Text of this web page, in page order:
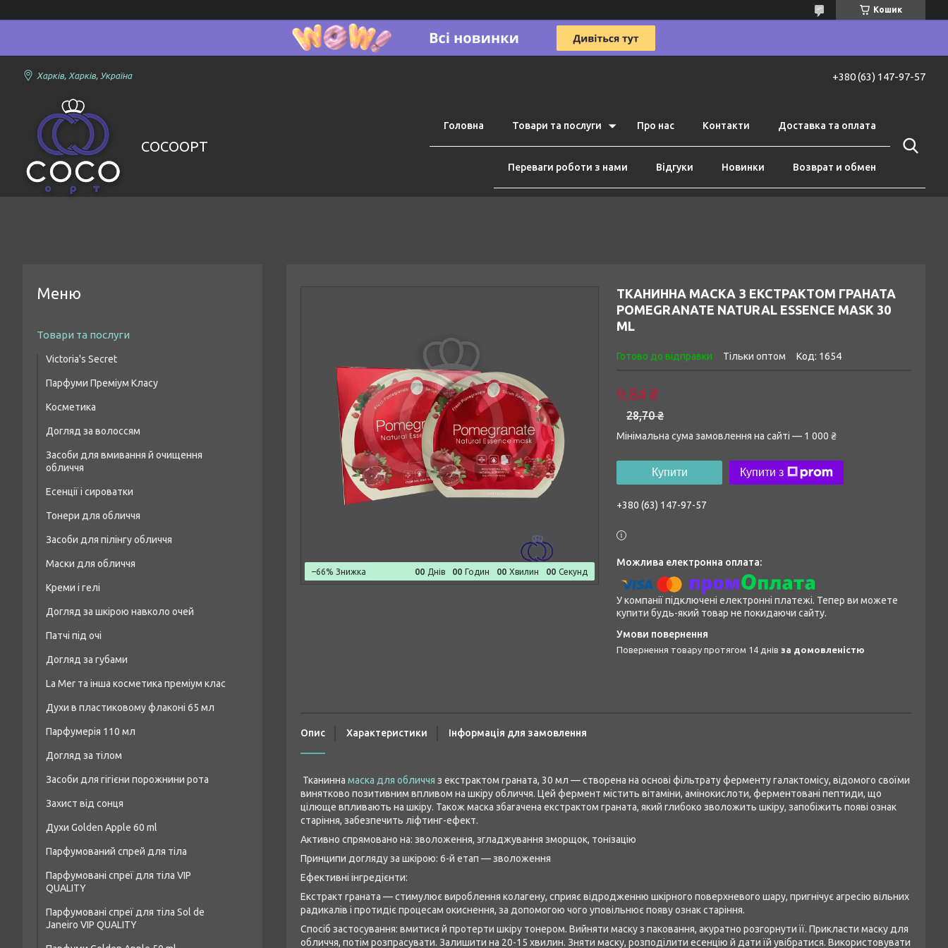
Кошик
Харків, Харків, Україна +380 (63) 147-97-57
COCOOPT
Головна Товари та послуги Про нас Контакти Доставка та оплата
Переваги роботи з нами Відгуки Новинки Возврат и обмен
ТКАНИННА МАСКА З ЕКСТРАКТОМ ГРАНАТА
POMEGRANATE NATURAL ESSENCE MASK 30
ML
Готово до відправки Тільки оптом Код: 1654
28,70 ₴
9,84 ₴
Мінімальна сума замовлення на сайті — 1 000 ₴
Купити Купити з
+380 (63) 147-97-57
У компанії підключені електронні платежі. Тепер ви можете
купити будь-який товар не покидаючи сайту.
повернення товару протягом 14 днів за домовленістю
–66% 00 Днів 00 Годин 00 Хвилин 00 Секунд
Опис Характеристики Інформація для замовлення
Тканинна маска для обличчя з екстрактом граната, 30 мл — створена на основі фільтрату ферменту галактомісу, відомого своїми
винятково позитивним впливом на шкіру обличчя. Цей фермент містить вітаміни, амінокислоти, ферментовані пептиди, що
цілюще впливають на шкіру. Також маска збагачена екстрактом граната, який глибоко зволожить шкіру, запобіжить появі ознак
старіння, забезпечить ліфтинг-ефект.
Активно спрямовано на: зволоження, згладжування зморщок, тонізацію
Принципи догляду за шкірою: 6-й етап — зволоження
Ефективні інгредієнти:
Екстракт граната — стимулює вироблення колагену, сприяє відродженню шкірного поверхневого шару, пригнічує агресію вільних
радикалів і протидіє процесам окиснення, за допомогою чого уповільнює появу ознак старіння.
Спосіб застосування: вмитися й протерти шкіру тонером. Вийняти маску з паковання, акуратно розгорнути її. Прикласти маску для
обличчя, потім розпрасувати. Залишити на 20-15 хвилин. Зняти маску, розподілити есенцію й дати їй увібратися. Використовувати
Товари та послуги
Victoria's Secret
Парфумовані набори
Парфумований спрей для тіла
Парфуми Преміум Класу
Жіночі парфуми преміум класу
Чоловіча парфумована вода преміум
Парфумерія унісекс преміум класу
Косметика
Макіяж очей
Макіяж брів
Догляд за волоссям
Шампуні для волосся
голови
Маски для волосся
Масло для волосся
Засоби для вмивання й очищення
обличчя
Есенції і сироватки
Тонери для обличчя
Засоби для пілінгу обличчя
Маски для обличчя
Креми і гелі
Догляд за шкірою навколо очей
Патчі під очі
Догляд за губами
La Mer та інша косметика преміум клас
Духи в пластиковому флаконі 65 мл
Чоловічі парфуми аналог 65 мл
Жіночі парфуми аналог 65 мл
Унісекс-парфуми аналог 65 мл
Парфумерія 110 мл
Чоловіча парфумерія 110 мл
Парфумерія унісекс 110 мл
Жіноча парфумерія 110 мл
Догляд за тілом
Засоби для душу та ванни
Креми та лосьйони для тіла
Засоби для пілінгу тіла
Дезодоранти
Засоби для догляду за шкірою рук
Засоби для гігієни порожнини рота
Захист від сонця
Духи Golden Apple 60 ml
Жіночі парфуми Golden Apple 60 ml
Чоловічі парфуми Golden Apple 60 ml
Парфумований спрей для тіла
Парфумовані спреї для тіла VIP
QUALITY
Парфумовані спреї для тіла Sol de
Janeiro VIP QUALITY